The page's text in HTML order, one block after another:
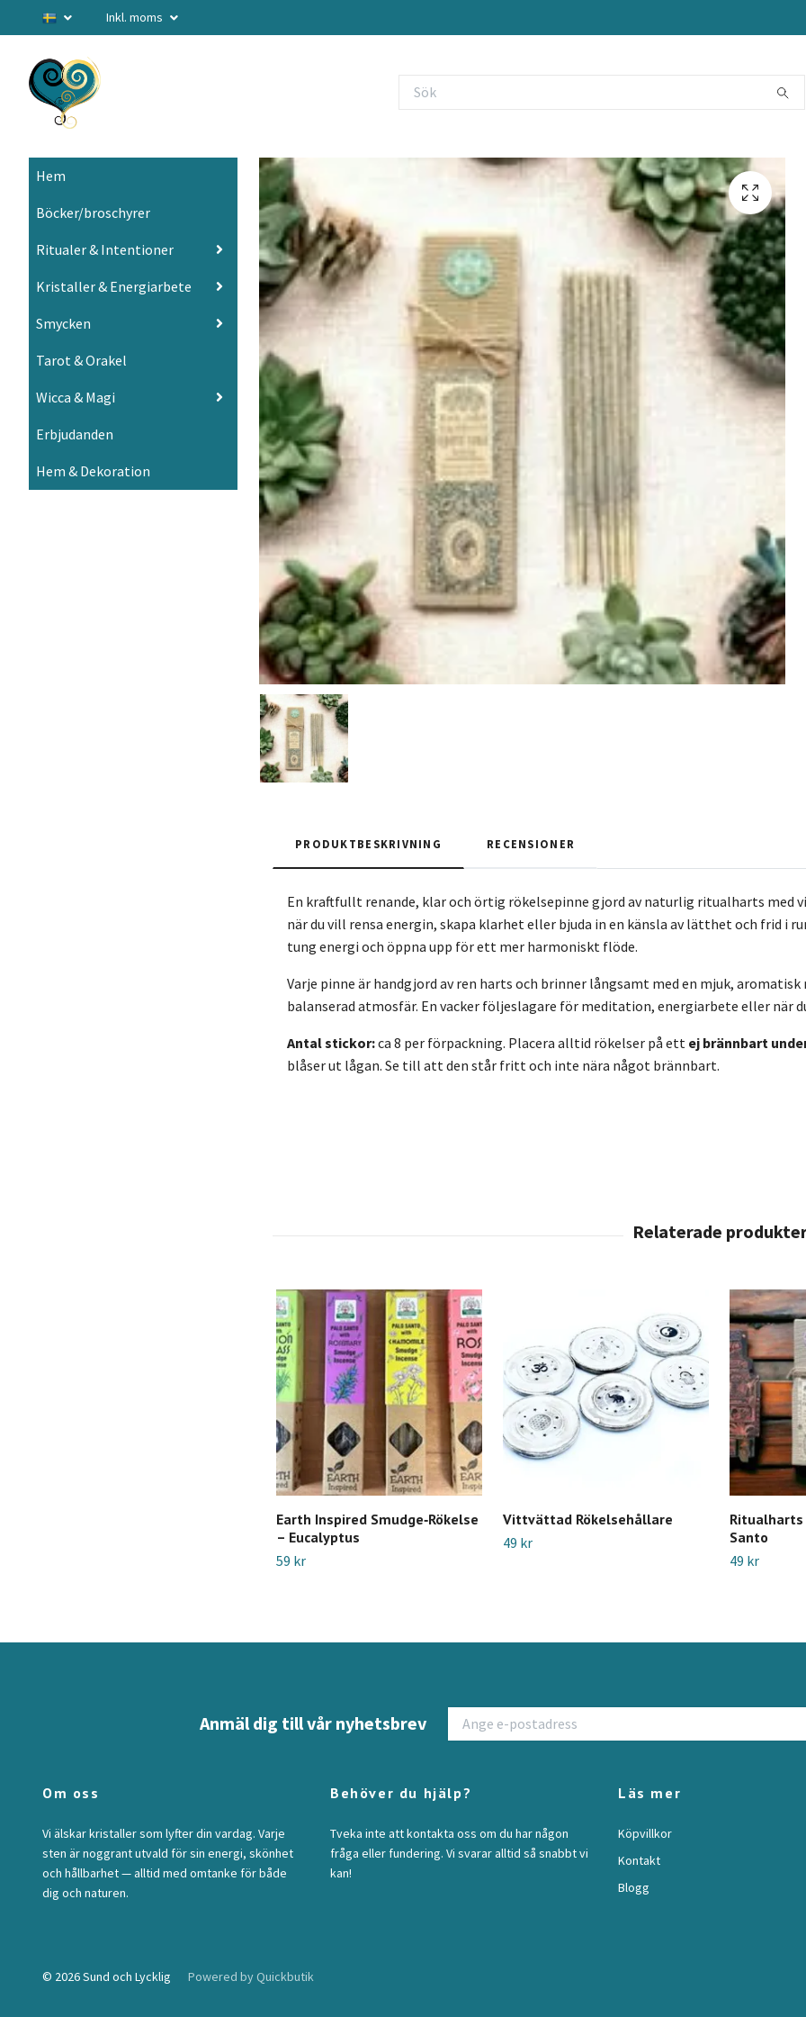
Inkl. moms
Hem
Böcker/broschyrer
Ritualer & Intentioner
Kristaller & Energiarbete
Smycken
Tarot & Orakel
Wicca & Magi
Erbjudanden
Hem & Dekoration
PRODUKTBESKRIVNING RECENSIONER
En kraftfullt renande, klar och örtig rökelsepinne gjord av naturlig ritualharts med
när du vill rensa energin, skapa klarhet eller bjuda in en känsla av lätthet och frid i
tung energi och öppna upp för ett mer harmoniskt flöde.
Varje pinne är handgjord av ren harts och brinner långsamt med en mjuk,
balanserad atmosfär. En vacker följeslagare för meditation, energiarbete eller när
Antal stickor:ca 8 per förpackning. Placera alltid rökelser på ett ej brännbart
blåser ut lågan. Se till att den står fritt och inte nära något brännbart.
Earth Inspired Smudge‑Rökelse
– Eucalyptus
59 kr
Vittvättad Rökelsehållare
49 kr
Ritualharts
Santo
49 kr
Anmäl dig till vår nyhetsbrev
Om oss
Vi älskar kristaller som lyfter din vardag. Varje
sten är noggrant utvald för sin energi, skönhet
och hållbarhet — alltid med omtanke för både
dig och naturen.
Behöver du hjälp?
Tveka inte att kontakta oss om du har någon
fråga eller fundering. Vi svarar alltid så snabbt vi
kan!
Läs mer
Köpvillkor
Kontakt
Blogg
© 2026 Sund och Lycklig Powered by Quickbutik